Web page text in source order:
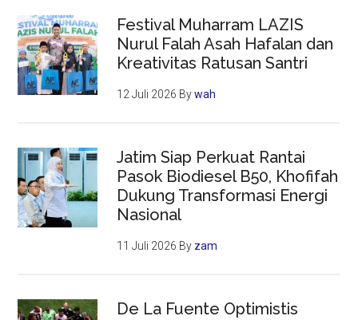
Festival Muharram LAZIS
Nurul Falah Asah Hafalan dan
Kreativitas Ratusan Santri
12 Juli 2026 Bywah
Jatim Siap Perkuat Rantai
Pasok Biodiesel B50, Khofifah
Dukung Transformasi Energi
Nasional
11 Juli 2026 By zam
De La Fuente Optimistis